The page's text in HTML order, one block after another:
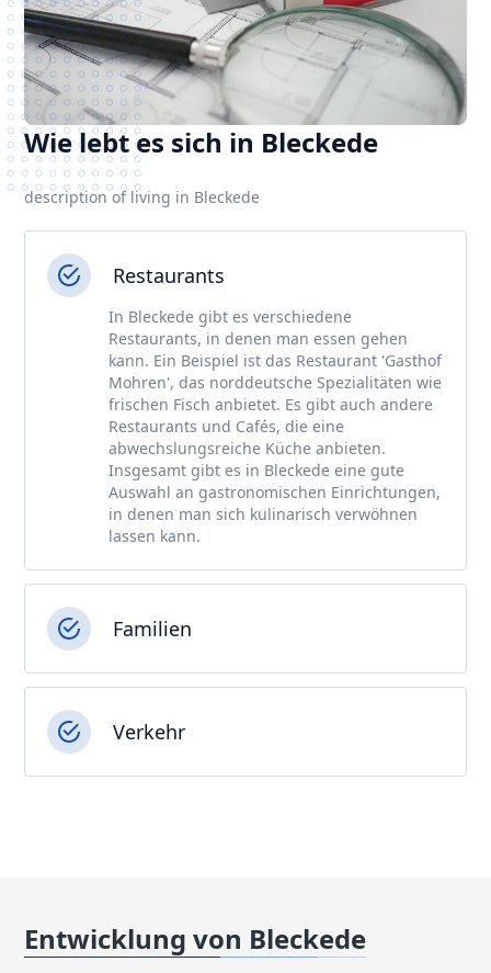
Wie lebt es sich in Bleckede
description of living in Bleckede
Restaurants
In Bleckede gibt es verschiedene
Restaurants, in denen man essen gehen
kann. Ein Beispiel ist das Restaurant 'Gasthof
Mohren', das norddeutsche Spezialitäten wie
frischen Fisch anbietet. Es gibt auch andere
Restaurants und Cafés, die eine
abwechslungsreiche Küche anbieten.
Insgesamt gibt es in Bleckede eine gute
Auswahl an gastronomischen Einrichtungen,
in denen man sich kulinarisch verwöhnen
lassen kann.
Familien
Verkehr
Entwicklung von Bleckede